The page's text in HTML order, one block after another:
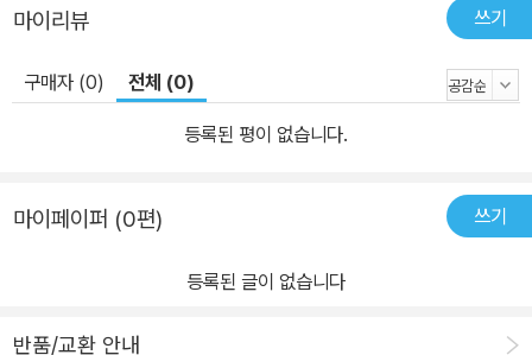
마이리뷰 쓰기
구매자 (0) 전체 (0)
등록된 평이 없습니다.
마이페이퍼 (0편) 쓰기
등록된 글이 없습니다
반품/교환 안내